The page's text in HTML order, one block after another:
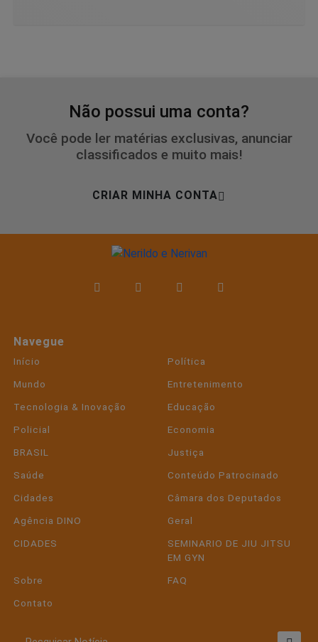
Não possui uma conta?
Você pode ler matérias exclusivas, anunciar
classificados e muito mais!
CRIAR MINHA CONTA
Navegue
Início
Política
Mundo
Entretenimento
Tecnologia & Inovação
Educação
Policial
Economia
BRASIL
Justiça
Saúde
Conteúdo Patrocinado
Cidades
Câmara dos Deputados
Agência DINO
Geral
CIDADES
SEMINARIO DE JIU JITSU
EM GYN
Sobre
FAQ
Contato